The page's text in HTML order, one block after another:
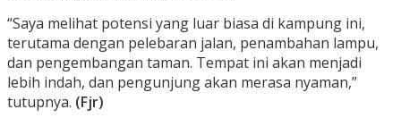
“Saya melihat potensi yang luar biasa di kampung ini,
terutama dengan pelebaran jalan, penambahan lampu,
dan pengembangan taman. Tempat ini akan menjadi
lebih indah, dan pengunjung akan merasa nyaman,”
tutupnya. (Fjr)